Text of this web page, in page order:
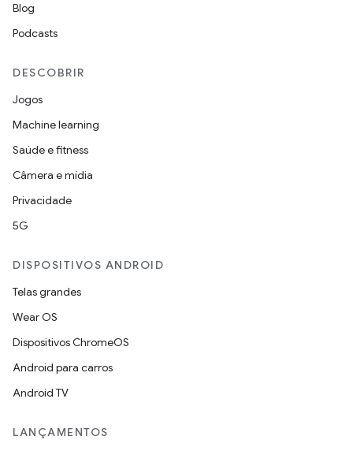
Blog
Podcasts
DESCOBRIR
Jogos
Machine learning
Saúde e fitness
Câmera e mídia
Privacidade
5G
DISPOSITIVOS ANDROID
Telas grandes
Wear OS
Dispositivos ChromeOS
Android para carros
Android TV
LANÇAMENTOS